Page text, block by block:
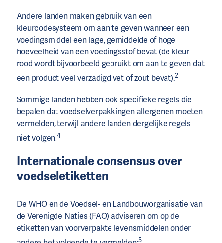
Andere landen maken gebruik van een
kleurcodesysteem om aan te geven wanneer een
voedingsmiddel een lage, gemiddelde of hoge
hoeveelheid van een voedingsstof bevat (de kleur
rood wordt bijvoorbeeld gebruikt om aan te geven dat
een product veel verzadigd vet of zout bevat).2
Sommige landen hebben ook specifieke regels die
bepalen dat voedselverpakkingen allergenen moeten
vermelden, terwijl andere landen dergelijke regels
niet volgen.4
Internationale consensus over
voedseletiketten
De WHO en de Voedsel- en Landbouworganisatie van
de Verenigde Naties (FAO) adviseren om op de
etiketten van voorverpakte levensmiddelen onder
5